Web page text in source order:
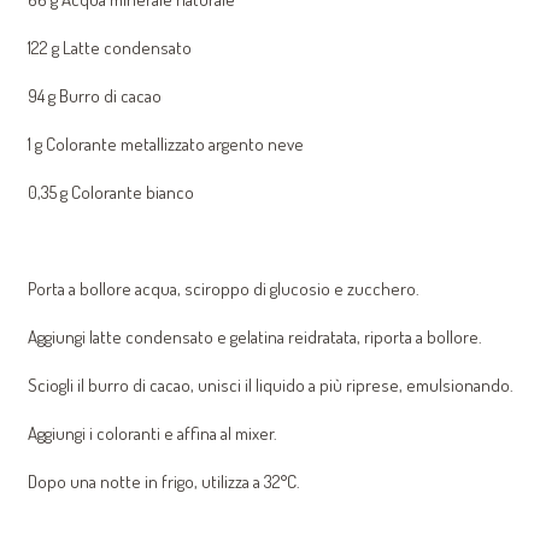
122 g Latte condensato
94 g Burro di cacao
1 g Colorante metallizzato argento neve
0,35 g Colorante bianco
Porta a bollore acqua, sciroppo di glucosio e zucchero.
Aggiungi latte condensato e gelatina reidratata, riporta a bollore.
Sciogli il burro di cacao, unisci il liquido a più riprese, emulsionando.
Aggiungi i coloranti e affina al mixer.
Dopo una notte in frigo, utilizza a 32°C.